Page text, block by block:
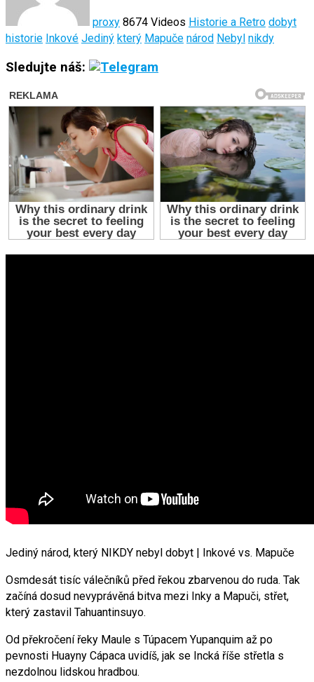
proxy 8674 Videos Historie a Retro dobyt
historie Inkové Jediný který Mapuče národ Nebyl nikdy
Sledujte náš:
Jediný národ, který NIKDY nebyl dobyt | Inkové vs. Mapuče
Osmdesát tisíc válečníků před řekou zbarvenou do ruda. Tak
začíná dosud nevyprávěná bitva mezi Inky a Mapuči, střet,
který zastavil Tahuantinsuyo.
Od překročení řeky Maule s Túpacem Yupanquim až po
pevnosti Huayny Cápaca uvidíš, jak se Incká říše střetla s
nezdolnou lidskou hradbou.